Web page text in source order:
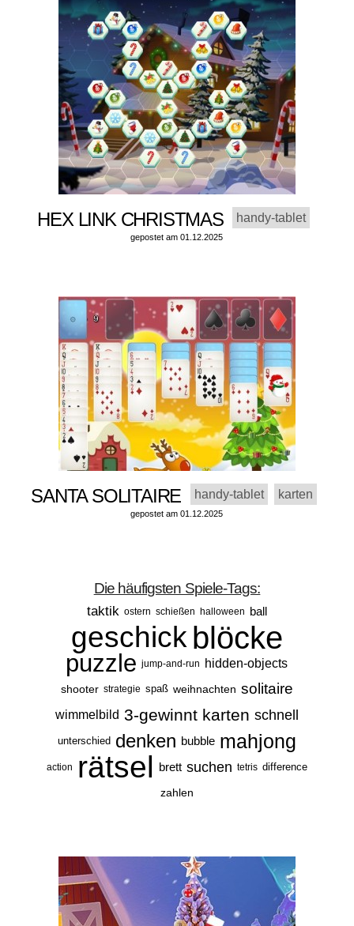
HEX LINK CHRISTMAS handy-tablet
gepostet am 01.12.2025
SANTA SOLITAIRE handy-tablet karten
gepostet am 01.12.2025
Die häufigsten Spiele-Tags:
taktik ostern schießen halloween ball
geschick blöcke
puzzle jump-and-run hidden-objects
shooter strategie spaß weihnachten solitaire
wimmelbild 3-gewinnt karten schnell
unterschied denken bubble mahjong
action rätsel brett suchen tetris difference
zahlen